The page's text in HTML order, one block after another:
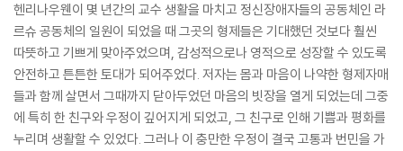
헨리나우웬이 몇 년간의 교수 생활을 마치고 정신장애자들의 공동체인 라
르슈 공동체의 일원이 되었을 때 그곳의 형제들은 기대했던 것보다 훨씬
따뜻하고 기쁘게 맞아주었으며, 감성적으로나 영적으로 성장할 수 있도록
안전하고 튼튼한 토대가 되어주었다. 저자는 몸과 마음이 나약한 형제자매
들과 함께 살면서 그때까지 닫아두었던 마음의 빗장을 열게 되었는데 그중
에 특히 한 친구와 우정이 깊어지게 되었고, 그 친구로 인해 기쁨과 평화를
누리며 생활할 수 있었다. 그러나 이 충만한 우정이 결국 고통과 번민을 가